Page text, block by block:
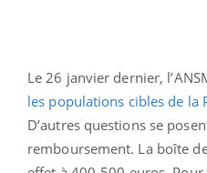
Le 26 janvier dernier,
les populations cibles de la
D’autres questions se
remboursement. La boîte